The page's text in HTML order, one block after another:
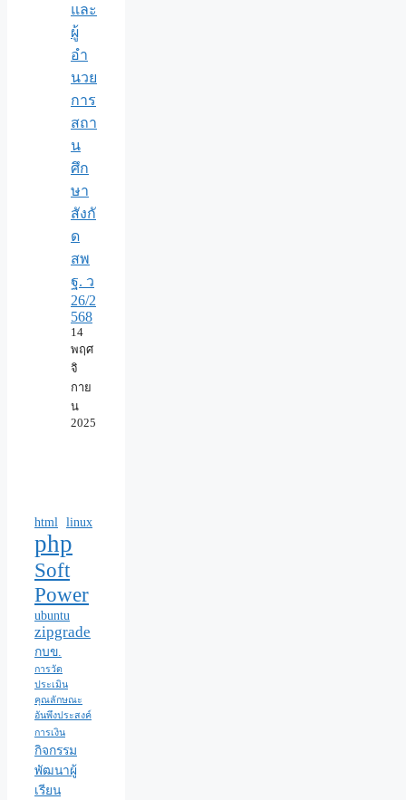
และ
ผู้
อำ
นวย
การ
สถา
น
ศึก
ษา
สังกั
ด
สพ
ฐ. ว
26/2
568
14
พฤศ
จิ
กาย
น
2025
html linux
php
Soft
Power
ubuntu
zipgrade
กบข.
การวัด
ประเมิน
คุณลักษณะ
อันพึงประสงค์
การเงิน
กิจกรรม
พัฒนาผู้
เรียน